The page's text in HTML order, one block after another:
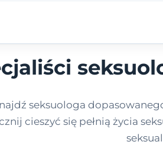
seksuologa
cieszyć się pełnią życia